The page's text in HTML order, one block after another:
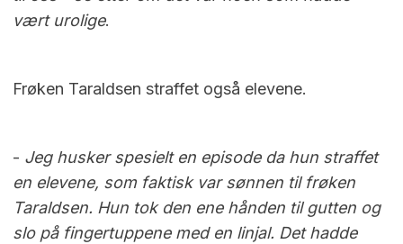
vært urolige.
Frøken Taraldsen straffet også elevene.
- Jeg husker spesielt en episode da hun straffet
en elevene, som faktisk var sønnen til frøken
Taraldsen. Hun tok den ene hånden til gutten og
slo på fingertuppene med en linjal. Det hadde